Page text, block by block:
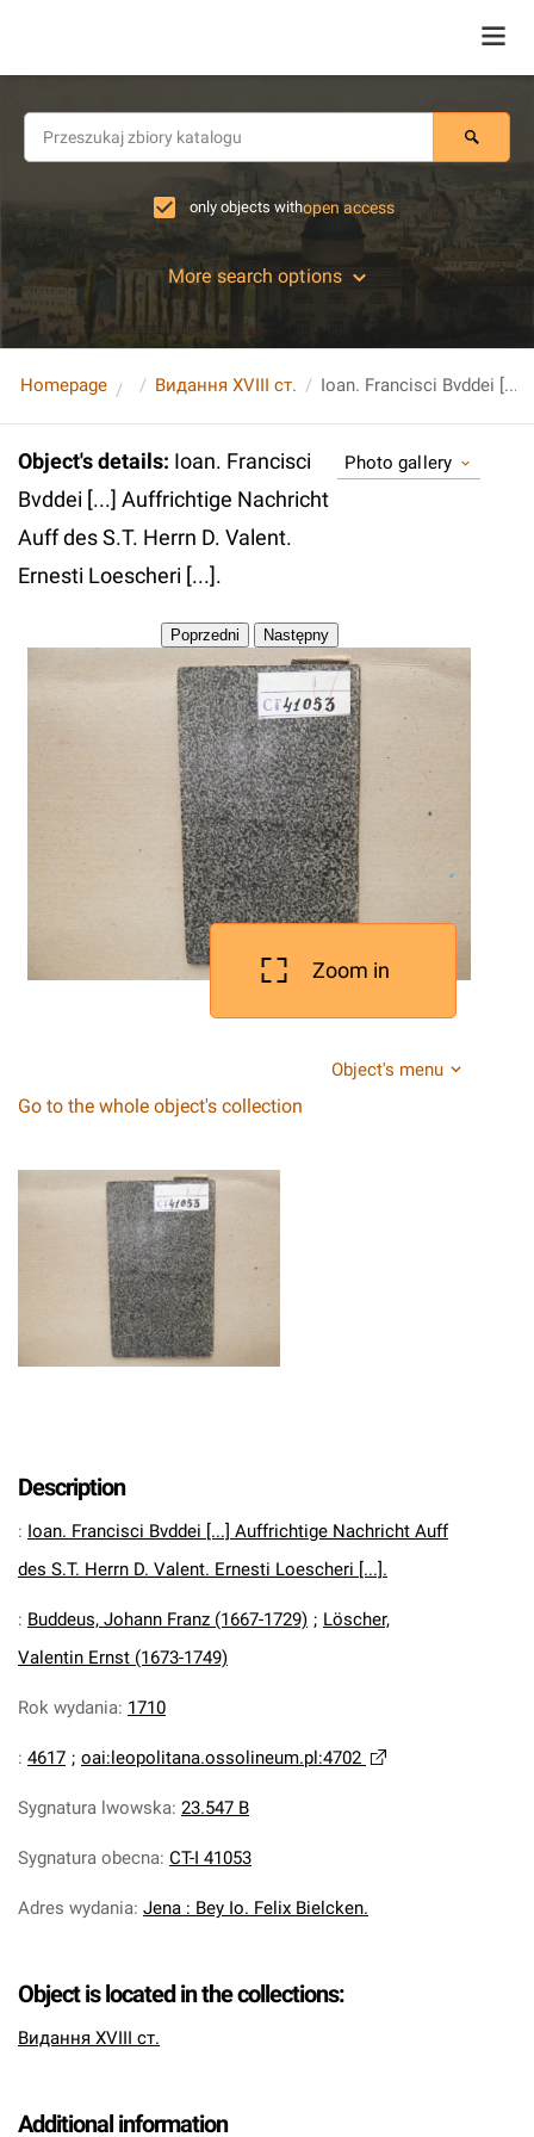
only objects withopen access
More search options
Homepage Видання XVIII ст.
Object's details: Ioan. Francisci
Bvddei [...] Auffrichtige Nachricht
Auff des S.T. Herrn D. Valent.
Ernesti Loescheri [...].
Photo gallery
Zoom in
Object's menu
Go to the whole object's collection
Description
: Ioan. Francisci Bvddei [...] Auffrichtige Nachricht Auff
des S.T. Herrn D. Valent. Ernesti Loescheri [...].
: Buddeus, Johann Franz (1667-1729) ; Löscher,
Valentin Ernst (1673-1749)
Rok wydania: 1710
: 4617 ; oai:leopolitana.ossolineum.pl:4702
Sygnatura lwowska: 23.547 B
Sygnatura obecna: CT-I 41053
Adres wydania: Jena : Bey Io. Felix Bielcken.
Object is located in the collections:
Видання XVIII ст.
Additional information